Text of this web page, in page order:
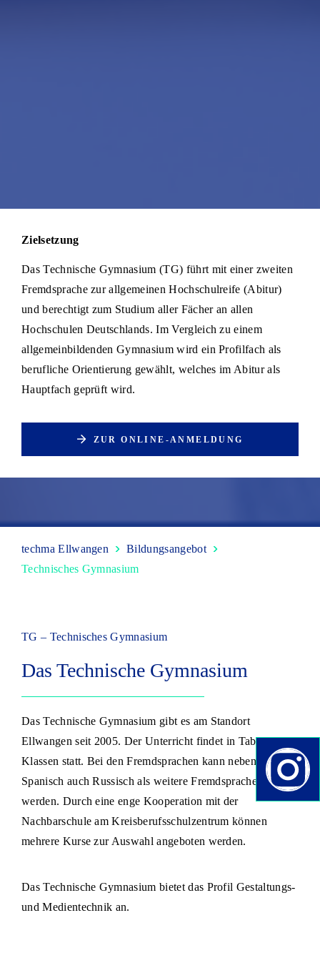
Zielsetzung
Das Technische Gymnasium (TG) führt mit einer zweiten
Fremdsprache zur allgemeinen Hochschulreife (Abitur)
und berechtigt zum Studium aller Fächer an allen
Hochschulen Deutschlands. Im Vergleich zu einem
allgemeinbildenden Gymnasium wird ein Profilfach als
berufliche Orientierung gewählt, welches im Abitur als
Hauptfach geprüft wird.
ZUR ONLINE-ANMELDUNG
techma Ellwangen
Bildungsangebot
Technisches Gymnasium
TG – Technisches Gymnasium
Das Technische Gymnasium
Das Technische Gymnasium gibt es am Standort
Ellwangen seit 2005. Der Unterricht findet in Tablet-
Klassen statt. Bei den Fremdsprachen kann neben
Spanisch auch Russisch als weitere Fremdsprache gewählt
werden. Durch eine enge Kooperation mit der
Nachbarschule am Kreisberufsschulzentrum können
mehrere Kurse zur Auswahl angeboten werden.
Das Technische Gymnasium bietet das Profil Gestaltungs-
und Medientechnik an.